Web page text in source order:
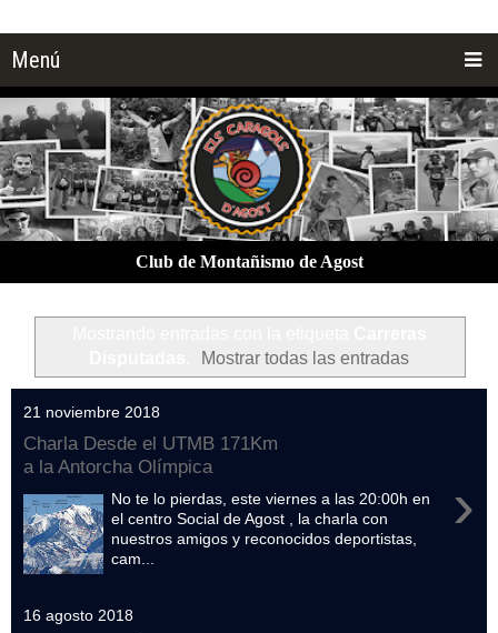
Menú
Club de Montañismo de Agost
Mostrar todas las entradas
21 noviembre 2018
Charla Desde el UTMB 171Km
a la Antorcha Olímpica
›
No te lo pierdas, este viernes a las 20:00h en
el centro Social de Agost , la charla con
nuestros amigos y reconocidos deportistas,
cam...
16 agosto 2018